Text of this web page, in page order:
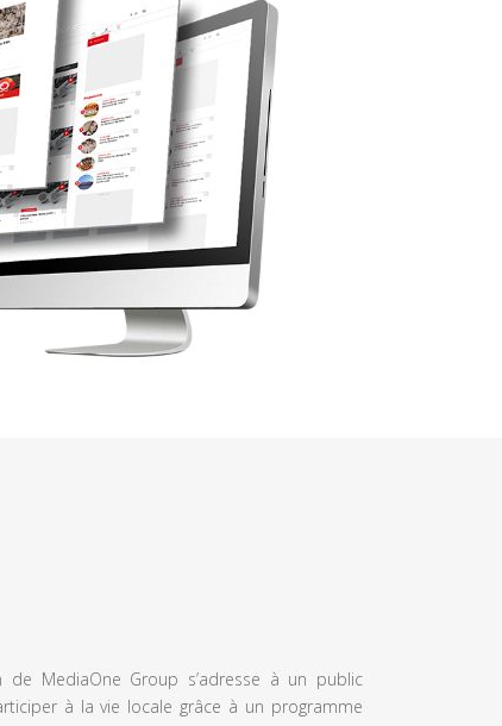
MediaOne Group s’adresse à un public
à la vie locale grâce à un programme